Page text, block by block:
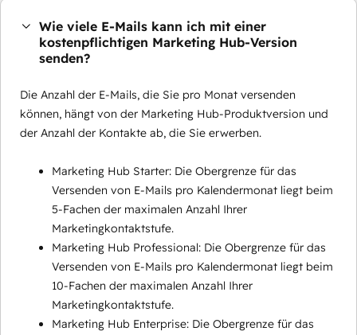
Wie viele E-Mails kann ich mit einer
kostenpflichtigen Marketing Hub-Version
senden?
Die Anzahl der E-Mails, die Sie pro Monat versenden
können, hängt von der Marketing Hub-Produktversion und
der Anzahl der Kontakte ab, die Sie erwerben.
Marketing Hub Starter: Die Obergrenze für das
Versenden von E-Mails pro Kalendermonat liegt beim
5-Fachen der maximalen Anzahl Ihrer
Marketingkontaktstufe.
Marketing Hub Professional: Die Obergrenze für das
Versenden von E-Mails pro Kalendermonat liegt beim
10-Fachen der maximalen Anzahl Ihrer
Marketingkontaktstufe.
Marketing Hub Enterprise: Die Obergrenze für das